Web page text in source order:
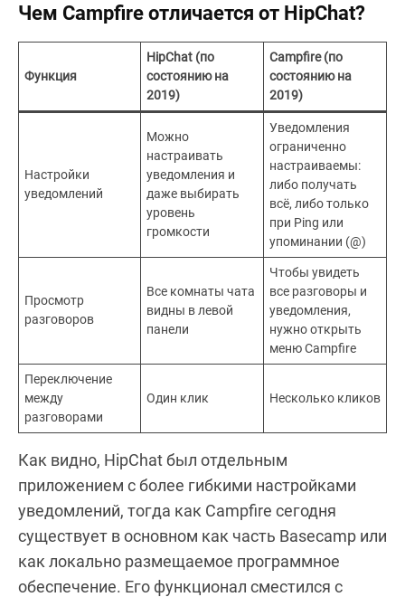
Чем Campfire отличается от HipChat?
Функция
HipChat (по
состоянию на
2019)
Campfire (по
состоянию на
2019)
Настройки
уведомлений
Можно
настраивать
уведомления и
даже выбирать
уровень
громкости
Уведомления
ограниченно
настраиваемы:
либо получать
всё, либо только
при Ping или
упоминании (@)
Просмотр
разговоров
Все комнаты чата
видны в левой
панели
Чтобы увидеть
все разговоры и
уведомления,
нужно открыть
меню Campfire
Переключение
между
разговорами
Один клик Несколько кликов
Как видно, HipChat был отдельным
приложением с более гибкими настройками
уведомлений, тогда как Campfire сегодня
существует в основном как часть Basecamp или
как локально размещаемое программное
обеспечение. Его функционал сместился с